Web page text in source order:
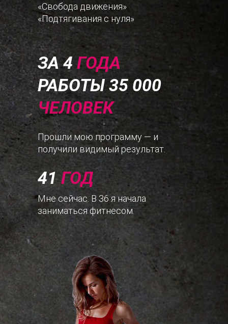
Прошли мою программу — и
получили видимый результат.
ЗА 4 ГОДА
РАБОТЫ 35 000
ЧЕЛОВЕК
41ГОД
Мне сейчас. В 36 я начала
заниматься фитнесом.
«Свобода движения»
«Подтягивания с нуля»